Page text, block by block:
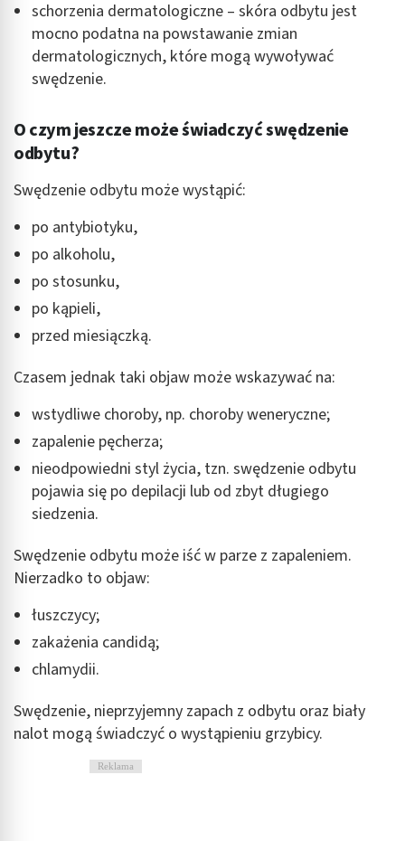
schorzenia dermatologiczne – skóra odbytu jest
mocno podatna na powstawanie zmian
dermatologicznych, które mogą wywoływać
swędzenie.
O czym jeszcze może świadczyć swędzenie
odbytu?
Swędzenie odbytu może wystąpić:
po antybiotyku,
po alkoholu,
po stosunku,
po kąpieli,
przed miesiączką.
Czasem jednak taki objaw może wskazywać na:
wstydliwe choroby, np. choroby weneryczne;
zapalenie pęcherza;
nieodpowiedni styl życia, tzn. swędzenie odbytu
pojawia się po depilacji lub od zbyt długiego
siedzenia.
Swędzenie odbytu może iść w parze z zapaleniem.
Nierzadko to objaw:
łuszczycy;
zakażenia candidą;
chlamydii.
Swędzenie, nieprzyjemny zapach z odbytu oraz biały
nalot mogą świadczyć o wystąpieniu grzybicy.
Reklama